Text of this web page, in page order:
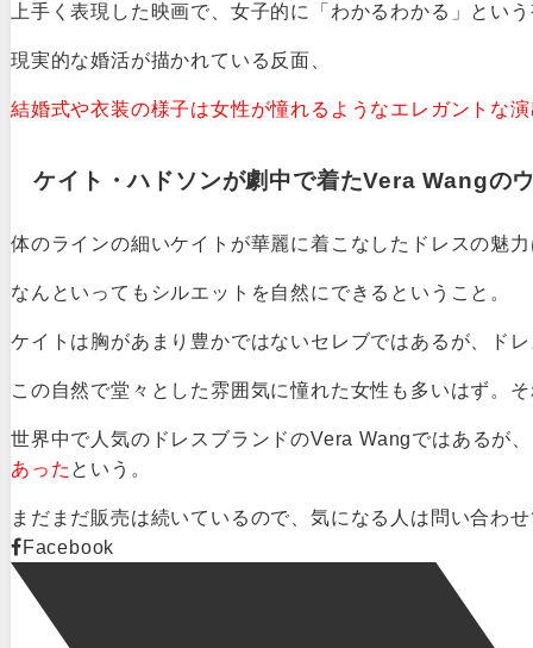
上手く表現した映画で、女子的に「わかるわかる」とい
現実的な婚活が描かれている反面、
結婚式や衣装の様子は女性が憧れるようなエレガントな
ケイト・ハドソンが劇中で着たVera Wangの
体のラインの細いケイトが華麗に着こなしたドレスの魅
なんといってもシルエットを自然にできるということ。
ケイトは胸があまり豊かではないセレブではあるが、ド
この自然で堂々とした雰囲気に憧れた女性も多いはず。
世界中で人気のドレスブランドのVera Wangではあるが
あった という。
まだまだ販売は続いているので、気になる人は問い合わ
Facebook